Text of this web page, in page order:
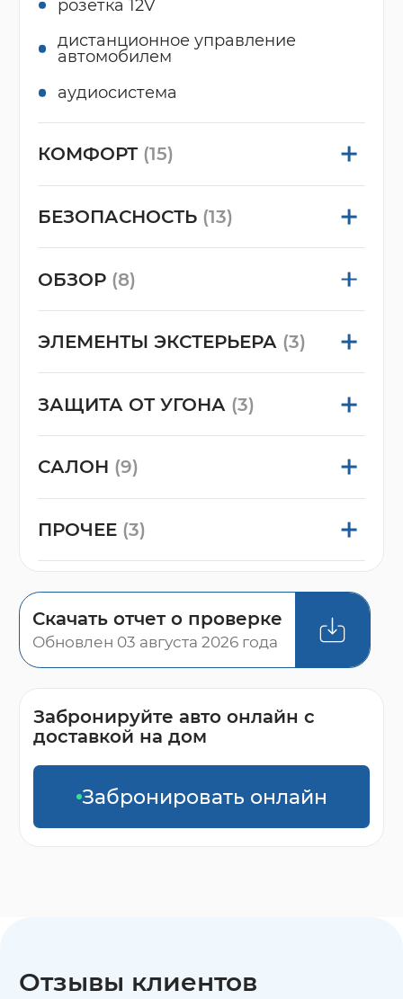
розетка 12V
дистанционное управление
автомобилем
аудиосистема
КОМФОРТ (15)
БЕЗОПАСНОСТЬ (13)
ОБЗОР (8)
ЭЛЕМЕНТЫ ЭКСТЕРЬЕРА (3)
ЗАЩИТА ОТ УГОНА (3)
САЛОН (9)
ПРОЧЕЕ (3)
Скачать отчет о проверке
Обновлен 03 августа 2026 года
Забронируйте авто онлайн с
доставкой на дом
Забронировать онлайн
Отзывы клиентов